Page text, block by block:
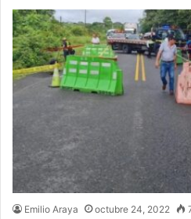
Emilio Araya octubre 24, 2022